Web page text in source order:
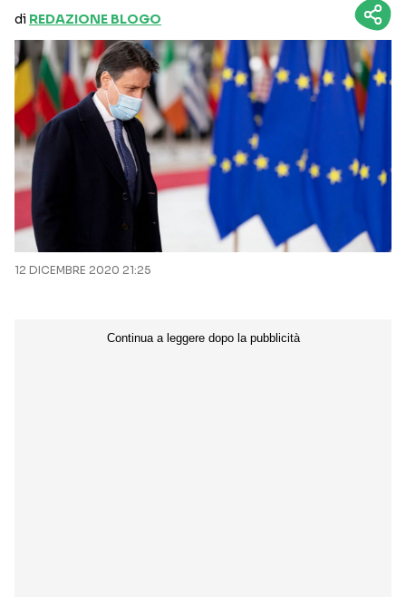
di REDAZIONE BLOGO
12 DICEMBRE 2020 21:25